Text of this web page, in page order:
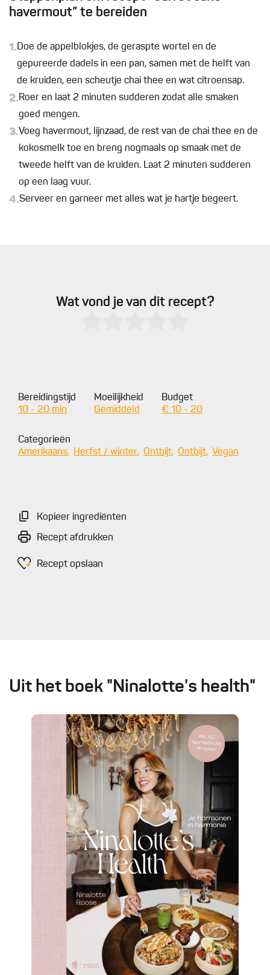
havermout” te bereiden
1.Doe de appelblokjes, de geraspte wortel en de
gepureerde dadels in een pan, samen met de helft van
de kruiden, een scheutje chai thee en wat citroensap.
2.Roer en laat 2 minuten sudderen zodat alle smaken
goed mengen.
3.Voeg havermout, lijnzaad, de rest van de chai thee en de
kokosmelk toe en breng nogmaals op smaak met de
tweede helft van de kruiden. Laat 2 minuten sudderen
op een laag vuur.
4.Serveer en garneer met alles wat je hartje begeert.
Wat vond je van dit recept?
Bereidingstijd
10 - 20 min
Moeilijkheid
Gemiddeld
Budget
€ 10 - 20
Categorieën
Amerikaans
Herfst / winter Ontbijt Ontbijt Vegan
Kopieer ingrediënten
Recept afdrukken
Recept opslaan
Uit het boek "Ninalotte's health"